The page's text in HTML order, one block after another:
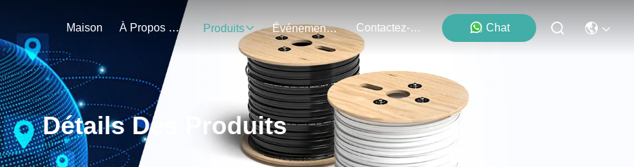
Maison À Propos De Nous Produits Événements Contactez-Nous Chat
Détails Des Produits